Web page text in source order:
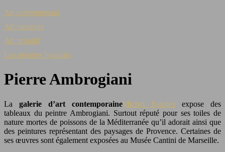
Art contemporain
Art moderne
Art primitif
Les peintres lyonnais
Pierre Ambrogiani
La galerie d’art contemporaineMichel Estades expose des
tableaux du peintre Ambrogiani. Surtout réputé pour ses toiles de
nature mortes de poissons de la Méditerranée qu’il adorait ainsi que
des peintures représentant des paysages de Provence. Certaines de
ses œuvres sont également exposées au Musée Cantini de Marseille.